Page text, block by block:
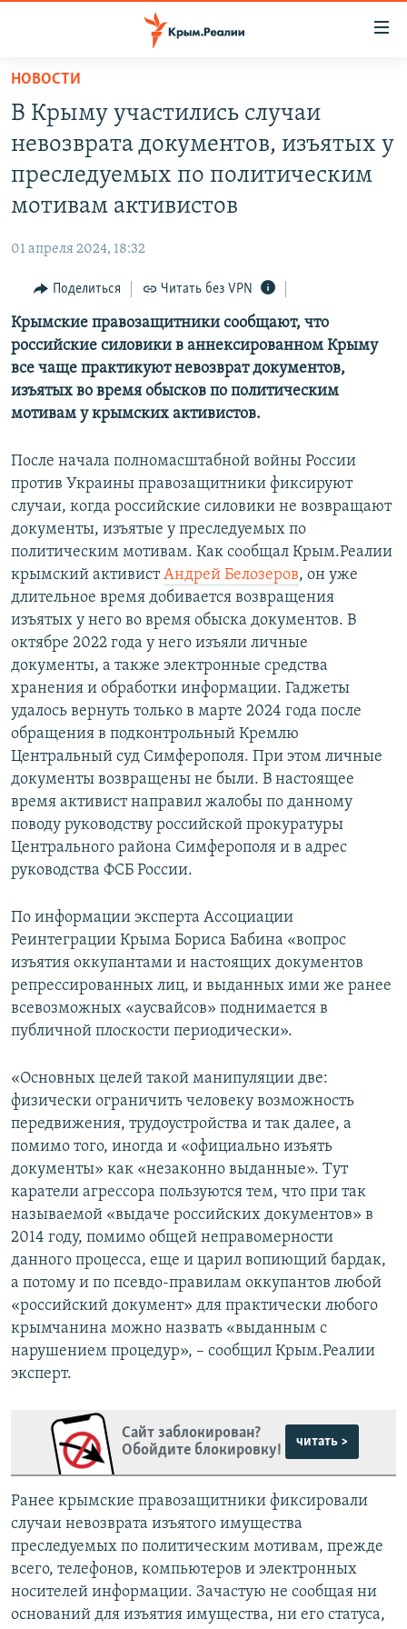
Вернуться
основному
содержанию
главной
Вернутся
поиску
СПЕЦПРОЕКТЫ
ИНТЕРАКТИВ
ИНФОГРАФИКА
ТЕЛЕПРОЕКТ КРЫМ.РЕАЛИИ
ПРОПАВШИЕ БЕЗ ВЕСТИ
ПОБЕДИТЕЛЕЙ НЕ СУДЯТ?
КРЫМ.НЕПОКОРЕННЫЙ
ELIFBE
УКРАИНСКАЯ ПРОБЛЕМА КРЫМА
РАДІО СВОБОДА
КАК ОБОЙТИ БЛОКИРОВКУ
Українською
Qırımtatar
ПРИСОЕДИНЯЙТЕСЬ!
Все сайты RFE/RL
НОВОСТИ
В Крыму участились случаи
невозврата документов, изъятых у
преследуемых по политическим
мотивам активистов
01 апреля 2024, 18:32
Поделиться Читать без VPN
Крымские правозащитники сообщают, что
российские силовики в аннексированном Крыму
все чаще практикуют невозврат документов,
изъятых во время обысков по политическим
мотивам у крымских активистов.
После начала полномасштабной войны России
против Украины правозащитники фиксируют
случаи, когда российские силовики не возвращают
документы, изъятые у преследуемых по
политическим мотивам. Как сообщал Крым.Реалии
крымский активистАндрей Белозеров, он уже
длительное время добивается возвращения
изъятых у него во время обыска документов. В
октябре 2022 года у него изъяли личные
документы, а также электронные средства
хранения и обработки информации. Гаджеты
удалось вернуть только в марте 2024 года после
обращения в подконтрольный Кремлю
Центральный суд Симферополя. При этом личные
документы возвращены не были. В настоящее
время активист направил жалобы по данному
поводу руководству российской прокуратуры
Центрального района Симферополя и в адрес
руководства ФСБ России.
По информации эксперта Ассоциации
Реинтеграции Крыма Бориса Бабина «вопрос
изъятия оккупантами и настоящих документов
репрессированных лиц, и выданных ими же ранее
всевозможных «аусвайсов» поднимается в
публичной плоскости периодически».
«Основных целей такой манипуляции две:
физически ограничить человеку возможность
передвижения, трудоустройства и так далее, а
помимо того, иногда и «официально изъять
документы» как «незаконно выданные». Тут
каратели агрессора пользуются тем, что при так
называемой «выдаче российских документов» в
2014 году, помимо общей неправомерности
данного процесса, еще и царил вопиющий бардак,
а потому и по псевдо-правилам оккупантов любой
«российский документ» для практически любого
крымчанина можно назвать «выданным с
нарушением процедур», – сообщил Крым.Реалии
эксперт.
Сайт заблокирован?
Обойдите блокировку!
читать >
Ранее крымские правозащитники фиксировали
случаи невозврата изъятого имущества
преследуемых по политическим мотивам, прежде
всего, телефонов, компьютеров и электронных
носителей информации. Зачастую не сообщая ни
оснований для изъятия имущества, ни его статуса,